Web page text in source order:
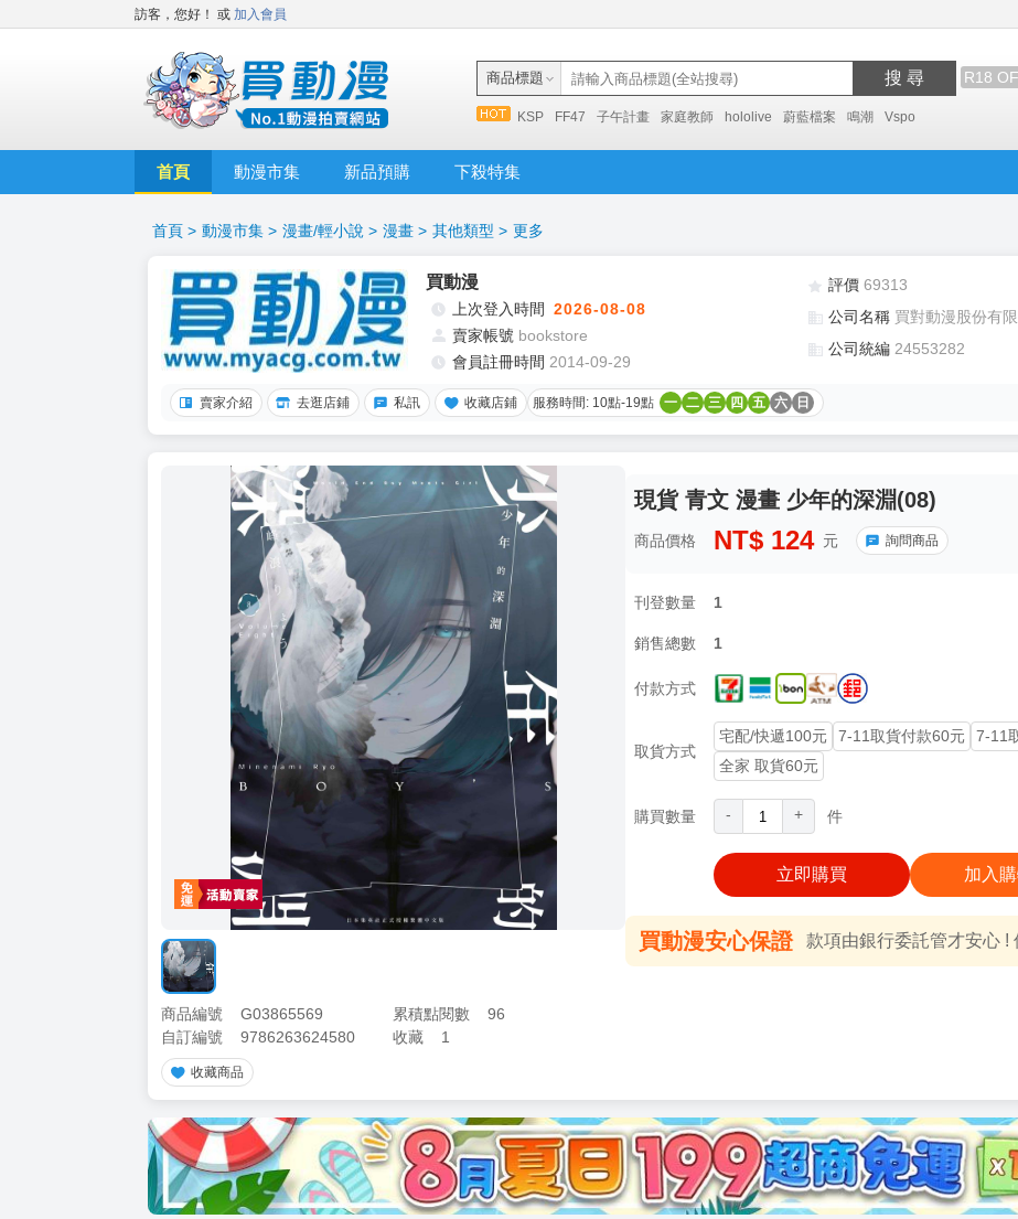
訪客，您好！ 或 加入會員
商品標題 搜 尋 R18
KSP FF47 子午計畫 家庭教師 hololive 蔚藍檔案 鳴潮 Vspo
首頁 動漫市集 新品預購 下殺特集
首頁 > 動漫市集 > 漫畫/輕小說 > 漫畫 > 其他類型 > 更多
買動漫
上次登入時間 2026-08-08
賣家帳號 bookstore
會員註冊時間 2014-09-29
評價 69313
公司名稱 買對動漫股份有
公司統編 24553282
賣家介紹 去逛店鋪 私訊 收藏店鋪 服務時間: 10點-19點 一 二 三 四 五 六 日
商品編號 G03865569 累積點閱數
96
自訂編號
9786263624580 收藏 1
收藏商品
現貨 青文 漫畫 少年的深淵(08)
商品價格 NT$ 124 元 詢問商品
刊登數量 1
銷售總數 1
付款方式
取貨方式
宅配/快遞100元 7-11取貨付款60元 7-11
全家 取貨60元
購買數量 - + 件
立即購買 加入
買動漫安心保證 款項由銀行委託管才安心 !